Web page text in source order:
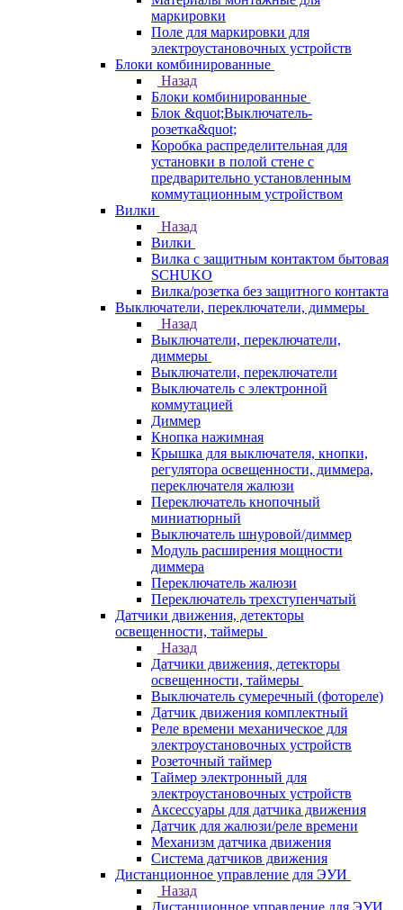
маркировки
Поле для маркировки для
электроустановочных устройств
Блоки комбинированные
Назад
Блоки комбинированные
Блок &quot;Выключатель-
розетка&quot;
Коробка распределительная для
установки в полой стене с
предварительно установленным
коммутационным устройством
Вилки
Назад
Вилки
Вилка с защитным контактом бытовая
SCHUKO
Вилка/розетка без защитного контакта
Выключатели, переключатели, диммеры
Назад
Выключатели, переключатели,
диммеры
Выключатели, переключатели
Выключатель с электронной
коммутацией
Диммер
Кнопка нажимная
Крышка для выключателя, кнопки,
регулятора освещенности, диммера,
переключателя жалюзи
Переключатель кнопочный
миниатюрный
Выключатель шнуровой/диммер
Модуль расширения мощности
диммера
Переключатель жалюзи
Переключатель трехступенчатый
Датчики движения, детекторы
освещенности, таймеры
Назад
Датчики движения, детекторы
освещенности, таймеры
Выключатель сумеречный (фотореле)
Датчик движения комплектный
Реле времени механическое для
электроустановочных устройств
Розеточный таймер
Таймер электронный для
электроустановочных устройств
Аксессуары для датчика движения
Датчик для жалюзи/реле времени
Механизм датчика движения
Система датчиков движения
Дистанционное управление для ЭУИ
Назад
Дистанционное управление для ЭУИ